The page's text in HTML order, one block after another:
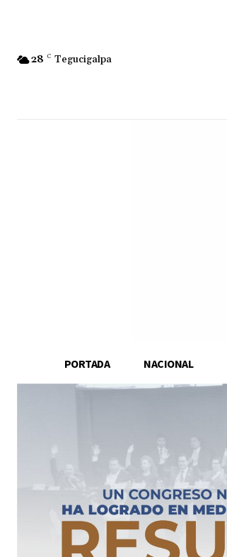
28 C Tegucigalpa
PORTADA NACIONAL